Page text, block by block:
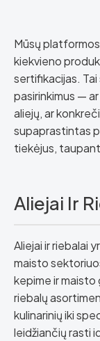
Mūsų
kiekvieno
sertifikacijas. Tai
pasirinkimus —
aliejų, ar
supaprastintas
tiekėjus, taupant
Aliejai Ir
Aliejai ir riebalai
maisto
kepime ir
riebalų
kulinarinių iki
leidžiančių rasti